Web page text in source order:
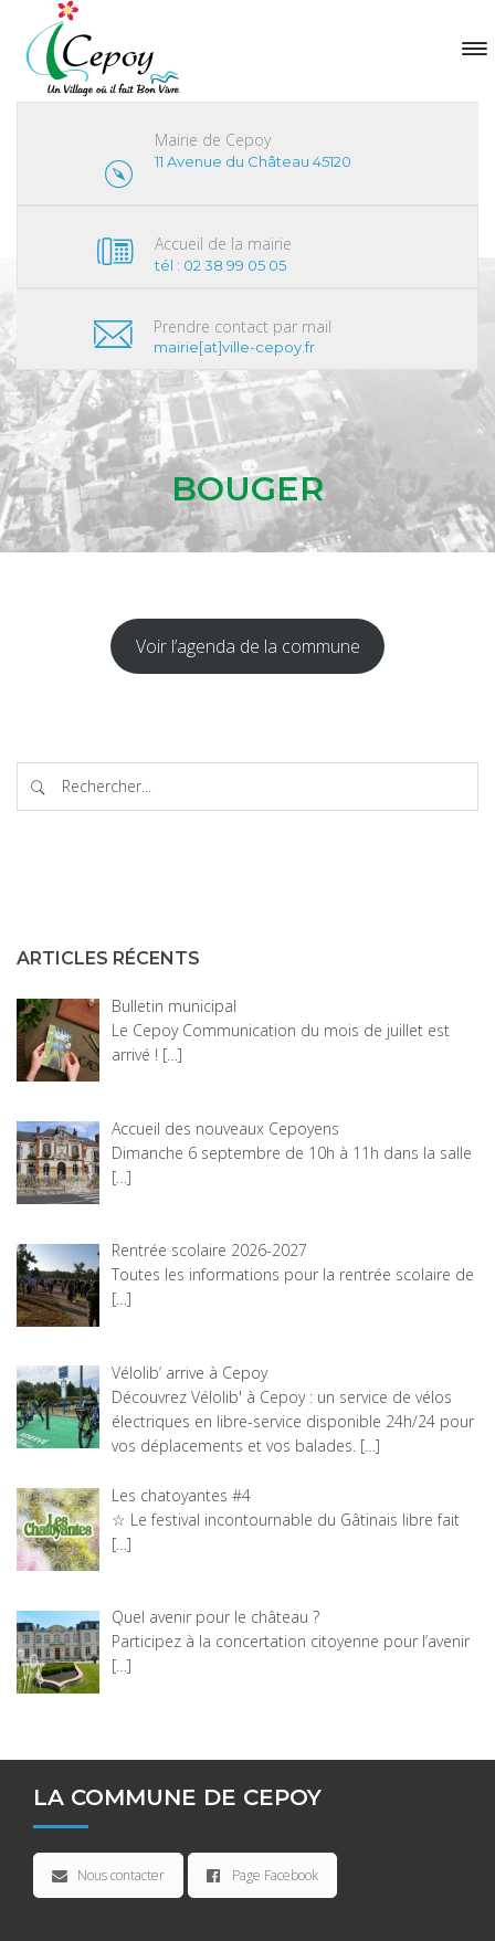
BOUGER
Mairie de Cepoy
11 Avenue du Château 45120
Accueil de la mairie
tél : 02 38 99 05 05
Prendre contact par mail
mairie[at]ville-cepoy.fr
Voir l’agenda de la commune
ARTICLES RÉCENTS
Bulletin municipal
Le Cepoy Communication du mois de juillet est
arrivé ! […]
Accueil des nouveaux Cepoyens
Dimanche 6 septembre de 10h à 11h dans la salle
[…]
Rentrée scolaire 2026-2027
Toutes les informations pour la rentrée scolaire de
[…]
Vélolib’ arrive à Cepoy
Découvrez Vélolib' à Cepoy : un service de vélos
électriques en libre-service disponible 24h/24 pour
vos déplacements et vos balades.[…]
Les chatoyantes #4
☆ Le festival incontournable du Gâtinais libre fait
[…]
Quel avenir pour le château ?
Participez à la concertation citoyenne pour l’avenir
[…]
LA COMMUNE DE CEPOY
Nous contacter Page Facebook